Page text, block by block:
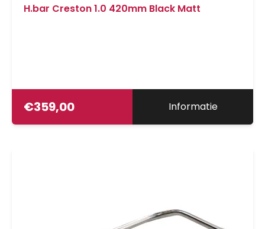
H.bar Creston 1.0 420mm Black Matt
€359,00 Informatie